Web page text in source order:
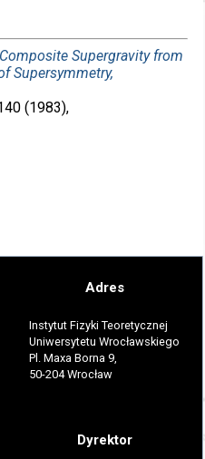
Supergravity from
Supersymmetry,
(1983),
Adres
Instytut Fizyki Teoretycznej
Uniwersytetu Wrocławskiego
Pl. Maxa Borna 9,
50-204 Wrocław
Dyrektor